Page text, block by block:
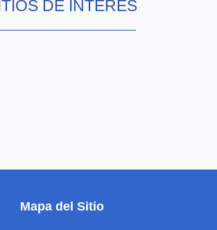
DE INTERÉS
Mapa del Sitio